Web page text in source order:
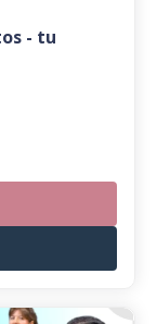
- tu